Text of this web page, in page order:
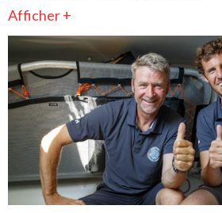
Afficher +